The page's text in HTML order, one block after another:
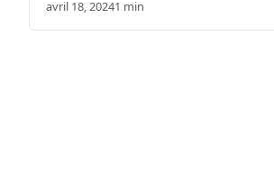
avril 18, 20241 min